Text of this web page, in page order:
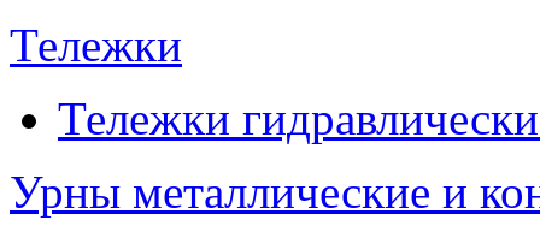
Тележки
Тележки
Урны металлические и